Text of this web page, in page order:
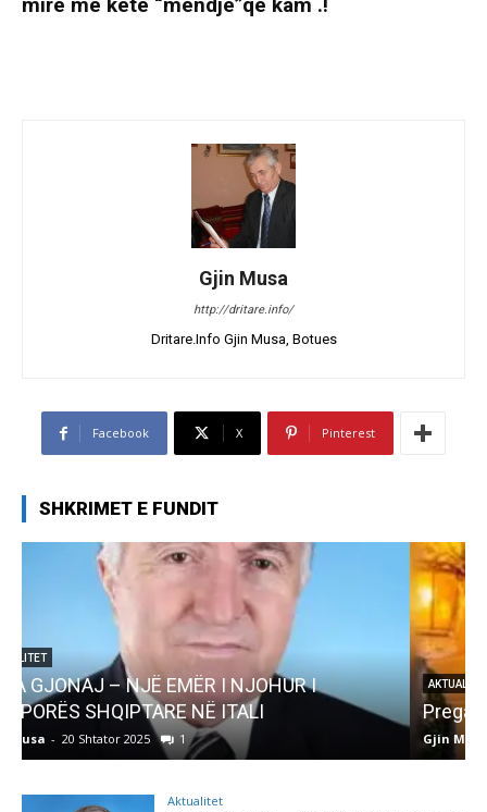
Gjin Musa
http://dritare.info/
Dritare.Info Gjin Musa, Botues
Facebook X Pinterest
SHKRIMET E FUNDIT
AKTUALITET
Pregaditi Gjin Musa-Rome- Shtator 2025
Gjin Musa - 8 Shtator 2025 0
Aktualitet